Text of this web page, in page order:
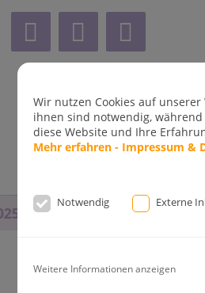
Wir nutzen Cookies auf unserer
ihnen sind notwendig,
diese Website und Ihre
Mehr erfahren - Impressum &
Notwendig Externe
Weitere Informationen anzeigen
bis14.08.2025und vom